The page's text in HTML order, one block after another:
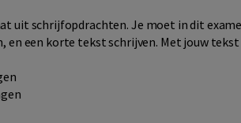
uit schrijfopdrachten. Je moet in dit
een korte tekst schrijven. Met jouw